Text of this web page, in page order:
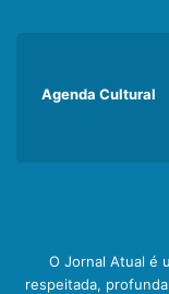
Agenda Cultural
O Jornal Atual é
respeitada,